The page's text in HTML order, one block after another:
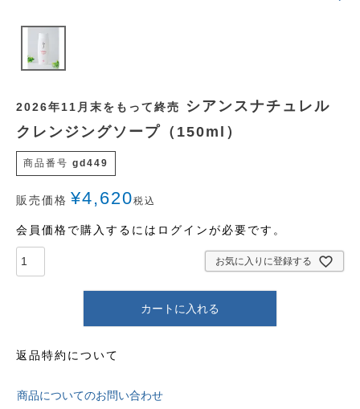
2026年11月末をもって終売
シアンスナチュレル
クレンジングソープ（150ml）
商品番号 gd449
販売価格 ¥4,620税込
会員価格で購入するにはログインが必要です。
お気に入りに登録する
カートに入れる
返品特約について
商品についてのお問い合わせ